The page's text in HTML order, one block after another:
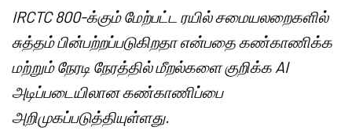
IRCTC 800-க்கும் மேற்பட்ட ரயில் சமையலறைகளில்
சுத்தம் பின்பற்றப்படுகிறதா என்பதை கண்காணிக்க
மற்றும் நேரடி நேரத்தில் மீறல்களை குறிக்க AI
அடிப்படையிலான கண்காணிப்பை
அறிமுகப்படுத்தியுள்ளது.